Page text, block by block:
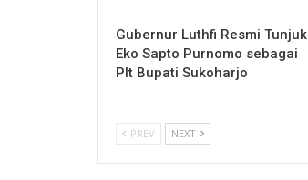
Gubernur Luthfi Resmi Tunjuk
Eko Sapto Purnomo sebagai
Plt Bupati Sukoharjo
PREV NEXT